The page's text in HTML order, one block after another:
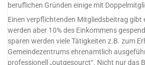
beruflichen Gründen einige mit
Einen verpflichtenden Mitgliedsbeitrag gibt
werden aber 10% des Einkommens
sparen werden viele Tätigkeiten z.B. zum
Gemeindezentrums ehrenamtlich
professionell „outgesourct“. Nicht nur das